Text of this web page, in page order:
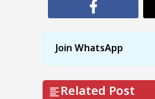
Join WhatsApp
Related Post